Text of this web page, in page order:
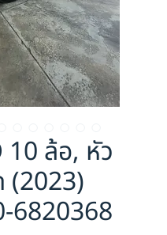
ล้อ, หัว
(2023)
6820368